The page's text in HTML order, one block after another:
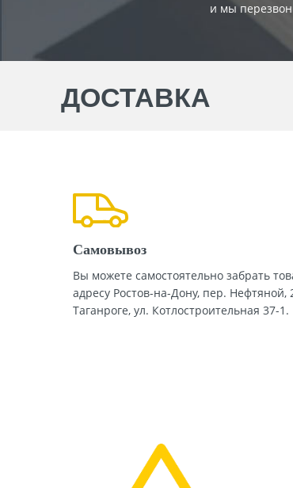
и мы
ДОСТАВКА
Самовывоз
Вы можете самостоятельно забрать
адресу Ростов-на-Дону, пер. Нефтяной,
Таганроге, ул. Котлостроительная 37-1.